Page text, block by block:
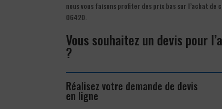
nous vous faisons profiter des prix bas sur l’achat
06420.
Vous souhaitez un devis pour
?
Réalisez votre demande de devis
en ligne